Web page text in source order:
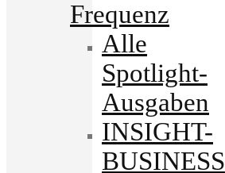
Frequenz
Alle
Spotlight-
Ausgaben
INSIGHT-
BUSINESS